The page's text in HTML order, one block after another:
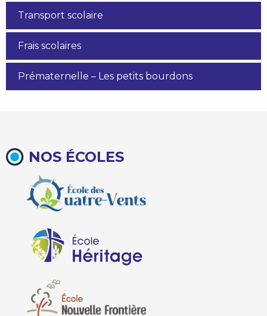
Transport scolaire
Frais scolaires
Prématernelle – Les petits bourdons
NOS ÉCOLES